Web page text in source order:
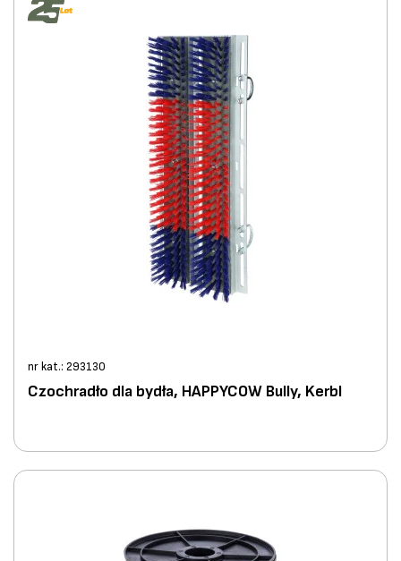
nr kat.: 293130
Czochradło dla bydła, HAPPYCOW Bully, Kerbl